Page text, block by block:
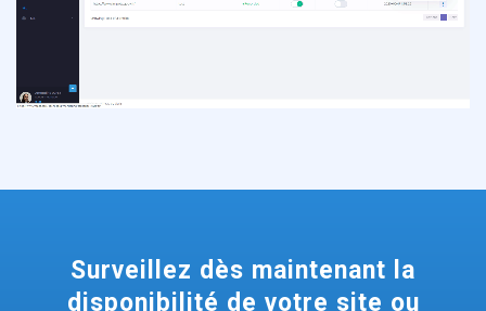
Surveillez dès maintenant la
disponibilité de votre site ou